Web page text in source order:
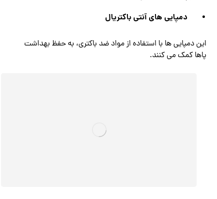
دمپایی های آنتی باکتریال
این دمپایی ها با استفاده از مواد ضد باکتری، به حفظ بهداشت
پاها کمک می کنند.